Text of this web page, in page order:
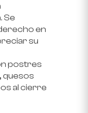
Se
en
su
postres
quesos
al cierre